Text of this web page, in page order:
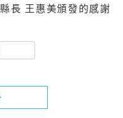
長 王惠美頒發的感謝